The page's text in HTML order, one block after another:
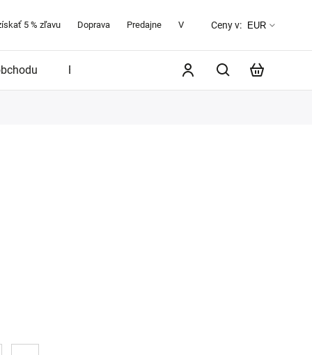
5 % zľavu Doprava Predajne Veľkostná tabuľka O značke
Ceny v: EUR
Blog